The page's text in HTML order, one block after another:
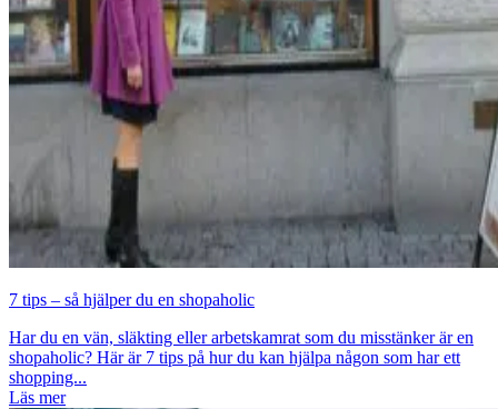
7 tips – så hjälper du en shopaholic
Har du en vän, släkting eller arbetskamrat som du misstänker är en
shopaholic? Här är 7 tips på hur du kan hjälpa någon som har ett
shopping...
Läs mer